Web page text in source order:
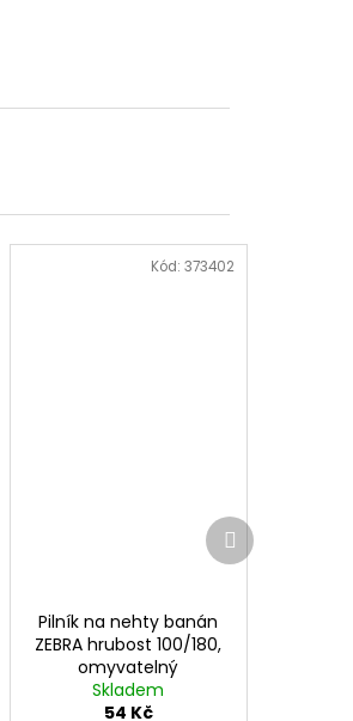
Pilník na nehty banán
ZEBRA hrubost 100/180,
omyvatelný
Skladem
54 Kč
Kód: 373402
Další
produkt